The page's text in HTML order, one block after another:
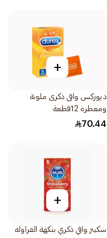
+
ديوركس واقى ذكرى ملونة
ومعطرة 12قطعة
70.44
+
سكينز واقي ذكري بنكهة الفراوله